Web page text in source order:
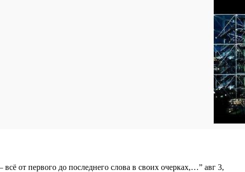
от первого до последнего слова в своих очерках,…” авг 3,